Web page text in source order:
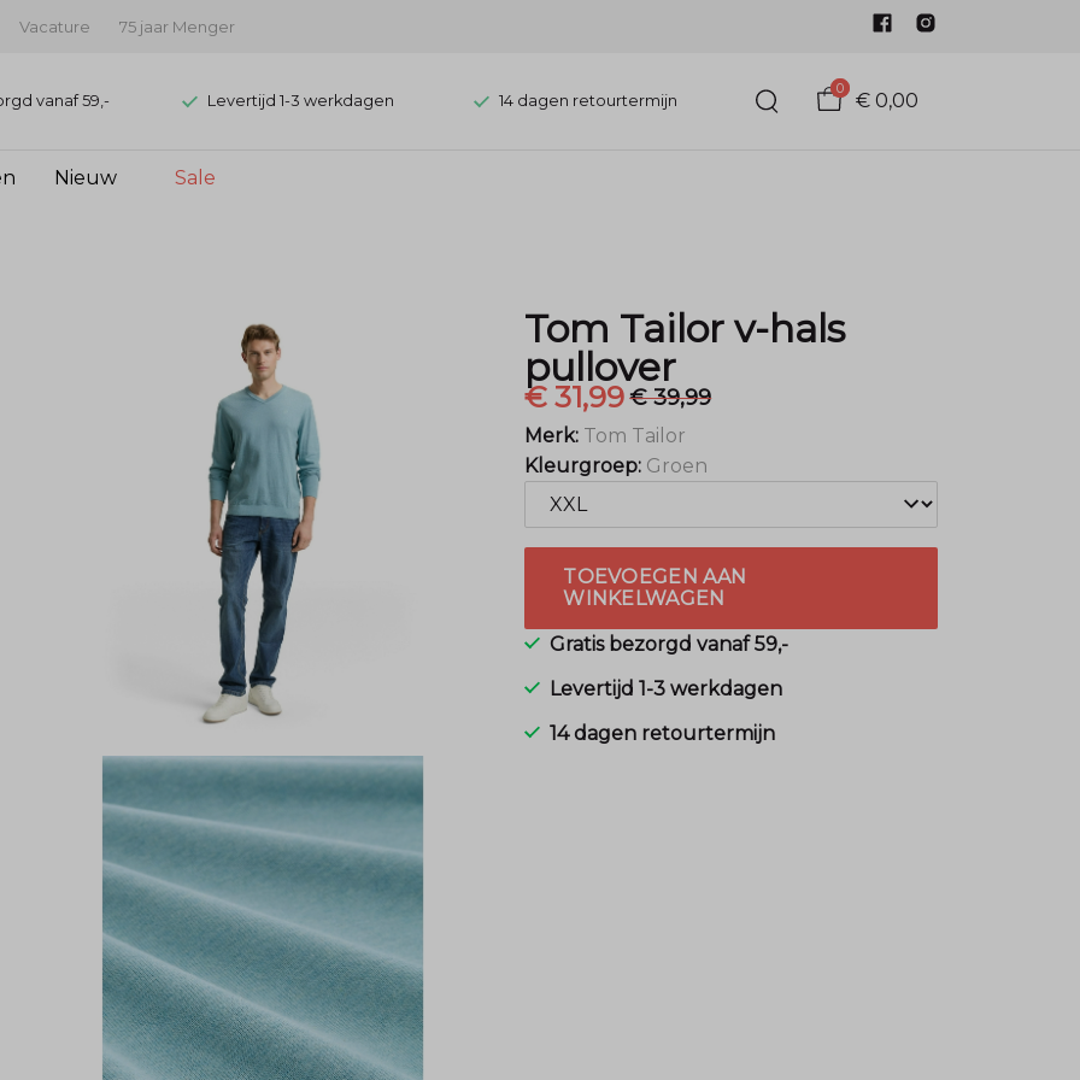
Vacature 75 jaar Menger
vanaf 59,- Levertijd 1-3 werkdagen 14 dagen retourtermijn
0
€ 0,00
Nieuw Sale
Tom Tailor v-hals
pullover
€ 31,99€ 39,99
Merk: Tom Tailor
Kleurgroep: Groen
TOEVOEGEN AAN
WINKELWAGEN
Gratis bezorgd vanaf 59,-
Levertijd 1-3 werkdagen
14 dagen retourtermijn